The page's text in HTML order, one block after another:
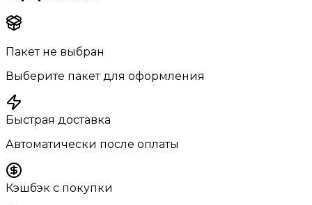
Пакет не выбран
Выберите пакет для оформления
Быстрая доставка
Автоматически после оплаты
Кэшбэк с покупки